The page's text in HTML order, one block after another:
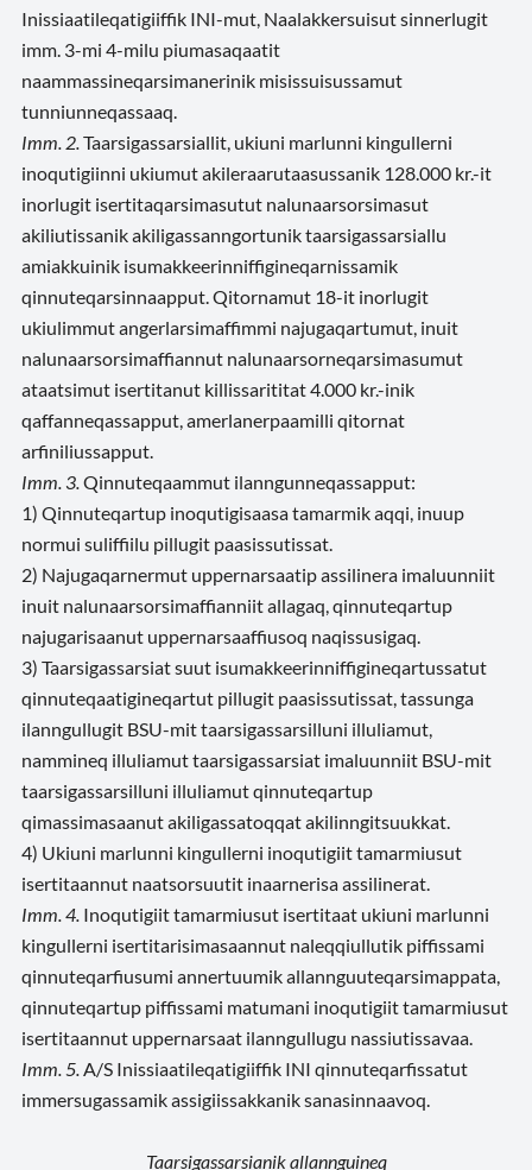
Inissiaatileqatigiiffik INI-mut, Naalakkersuisut sinnerlugit
imm. 3-mi 4-milu piumasaqaatit
naammassineqarsimanerinik misissuisussamut
tunniunneqassaaq.
Imm. 2. Taarsigassarsiallit, ukiuni marlunni kingullerni
inoqutigiinni ukiumut akileraarutaasussanik 128.000 kr.-it
inorlugit isertitaqarsimasutut nalunaarsorsimasut
akiliutissanik akiligassanngortunik taarsigassarsiallu
amiakkuinik isumakkeerinniffigineqarnissamik
qinnuteqarsinnaapput. Qitornamut 18-it inorlugit
ukiulimmut angerlarsimaffimmi najugaqartumut, inuit
nalunaarsorsimaffiannut nalunaarsorneqarsimasumut
ataatsimut isertitanut killissarititat 4.000 kr.-inik
qaffanneqassapput, amerlanerpaamilli qitornat
arfiniliussapput.
Imm. 3. Qinnuteqaammut ilanngunneqassapput:
1) Qinnuteqartup inoqutigisaasa tamarmik aqqi, inuup
normui suliffiilu pillugit paasissutissat.
2) Najugaqarnermut uppernarsaatip assilinera imaluunniit
inuit nalunaarsorsimaffianniit allagaq, qinnuteqartup
najugarisaanut uppernarsaaffiusoq naqissusigaq.
3) Taarsigassarsiat suut isumakkeerinniffigineqartussatut
qinnuteqaatigineqartut pillugit paasissutissat, tassunga
ilanngullugit BSU-mit taarsigassarsilluni illuliamut,
nammineq illuliamut taarsigassarsiat imaluunniit BSU-mit
taarsigassarsilluni illuliamut qinnuteqartup
qimassimasaanut akiligassatoqqat akilinngitsuukkat.
4) Ukiuni marlunni kingullerni inoqutigiit tamarmiusut
isertitaannut naatsorsuutit inaarnerisa assilinerat.
Imm. 4. Inoqutigiit tamarmiusut isertitaat ukiuni marlunni
kingullerni isertitarisimasaannut naleqqiullutik piffissami
qinnuteqarfiusumi annertuumik allannguuteqarsimappata,
qinnuteqartup piffissami matumani inoqutigiit tamarmiusut
isertitaannut uppernarsaat ilanngullugu nassiutissavaa.
Imm. 5. A/S Inissiaatileqatigiiffik INI qinnuteqarfissatut
immersugassamik assigiissakkanik sanasinnaavoq.
Taarsigassarsianik allannguineq